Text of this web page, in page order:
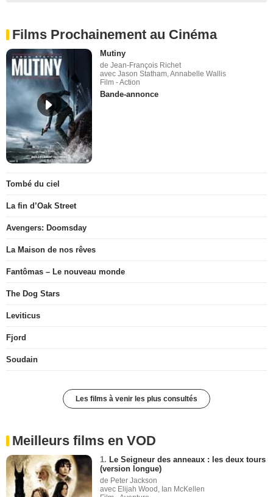
Films Prochainement au Cinéma
Mutiny
de Jean-François Richet
avec Jason Statham, Annabelle Wallis
Film - Action
Bande-annonce
Tombé du ciel
La fin d’Oak Street
Avengers: Doomsday
La Maison de nos rêves
Fantômas – Le nouveau monde
The Dog Stars
Leviticus
Fjord
Soudain
Les films à venir les plus consultés
Meilleurs films en VOD
1. Le Seigneur des anneaux : les deux tours
(version longue)
de Peter Jackson
avec Elijah Wood, Ian McKellen